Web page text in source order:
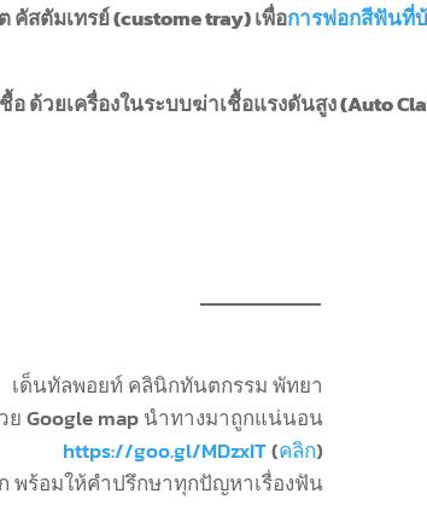
คัสตัมเทรย์ (custome tray) เพื่อการฟอกสีฟันที่
ด้วยเครื่องในระบบฆ่าเชื้อแรงดันสูง (Auto
เด็นทัลพอยท์ คลินิกทันตกรรม พัทยา
Google map นำทางมาถูกแน่นอน
https://goo.gl/MDzxIT(คลิก)
พร้อมให้คำปรึกษาทุกปัญหาเรื่องฟัน